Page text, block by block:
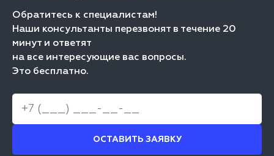
Обратитесь к специалистам!
Наши консультанты перезвонят в течение 20
минут и ответят
на все интересующие вас вопросы.
Это бесплатно.
ОСТАВИТЬ ЗАЯВКУ